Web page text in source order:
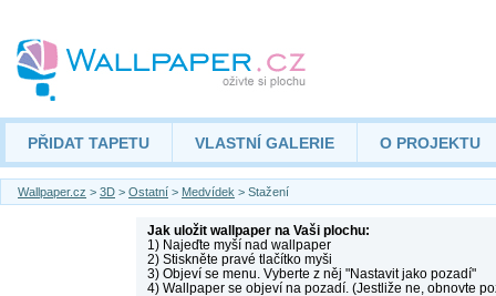
PŘIDAT TAPETU VLASTNÍ GALERIE O PROJEKTU
Wallpaper.cz > 3D > Ostatní > Medvídek > Stažení
Jak uložit wallpaper na Vaši plochu:
1) Najeďte myší nad wallpaper
2) Stiskněte pravé tlačítko myši
3) Objeví se menu. Vyberte z něj "Nastavit jako pozadí"
4) Wallpaper se objeví na pozadí. (Jestliže ne, obnovte